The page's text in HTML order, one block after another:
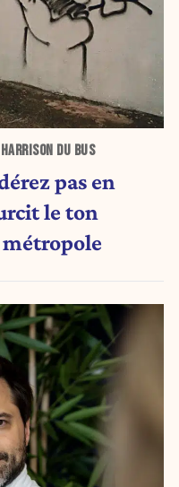
DU BUS
pas en
le ton
métropole